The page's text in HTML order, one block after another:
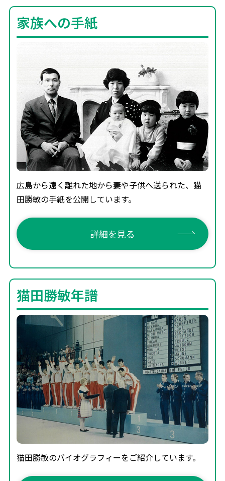
家族への手紙
広島から遠く離れた地から妻や子供へ送られた、猫
田勝敏の手紙を公開しています。
詳細を見る
猫田勝敏年譜
猫田勝敏のバイオグラフィーをご紹介しています。